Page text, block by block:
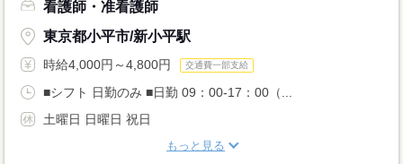
看護師・准看護師
東京都小平市/新小平駅
時給4,000円～4,800円 交通費一部支給
■シフト 日勤のみ ■日勤 09：00-17：00（...
土曜日 日曜日 祝日
もっと見る